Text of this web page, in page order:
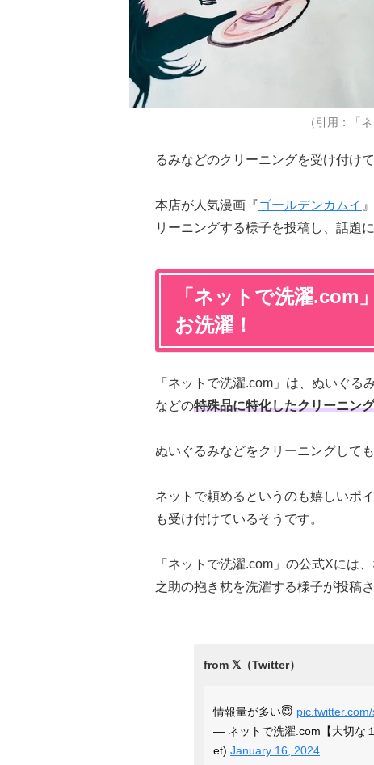
（引用：「
るみなどのクリーニングを受け付け
本店が人気漫画『 ゴールデンカムイ
リーニングする様子を投稿し、話題
「ネットで洗濯.com
お洗濯！
「ネットで洗濯.com」は、ぬいぐ
などの特殊品に特化したクリーニング
ぬいぐるみなどをクリーニングして
ネットで頼めるというのも嬉しいポ
も受け付けているそうです。
「ネットで洗濯.com」の公式Xには
之助の抱き枕を洗濯する様子が投稿
情報量が多い😇
— ネットで洗濯.com【大切な
et) January 16, 2024